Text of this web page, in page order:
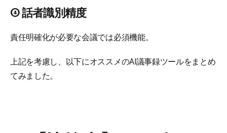
④ 話者識別精度
責任明確化が必要な会議では必須機能。
上記を考慮し、以下にオススメのAI議事録ツールをまとめ
てみました。